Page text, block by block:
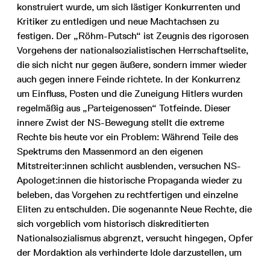
konstruiert wurde, um sich lästiger Konkurrenten und
Kritiker zu entledigen und neue Machtachsen zu
festigen. Der „Röhm-Putsch“ ist Zeugnis des rigorosen
Vorgehens der nationalsozialistischen Herrschaftselite,
die sich nicht nur gegen äußere, sondern immer wieder
auch gegen innere Feinde richtete. In der Konkurrenz
um Einfluss, Posten und die Zuneigung Hitlers wurden
regelmäßig aus „Parteigenossen“ Totfeinde. Dieser
innere Zwist der NS-Bewegung stellt die extreme
Rechte bis heute vor ein Problem: Während Teile des
Spektrums den Massenmord an den eigenen
Mitstreiter:innen schlicht ausblenden, versuchen NS-
Apologet:innen die historische Propaganda wieder zu
beleben, das Vorgehen zu rechtfertigen und einzelne
Eliten zu entschulden. Die sogenannte Neue Rechte, die
sich vorgeblich vom historisch diskreditierten
Nationalsozialismus abgrenzt, versucht hingegen, Opfer
der Mordaktion als verhinderte Idole darzustellen, um